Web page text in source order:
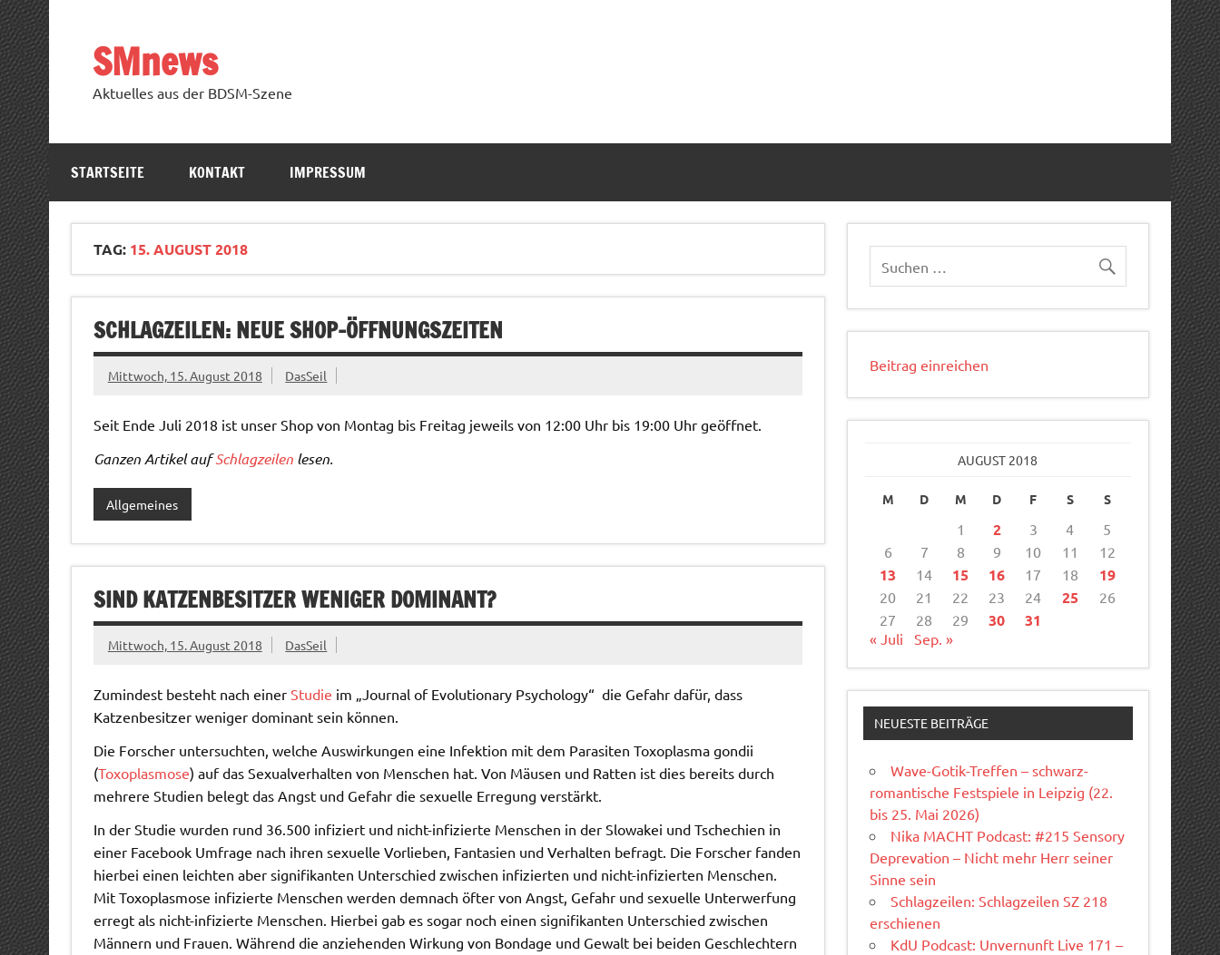
Zum
Inhalt
springen
SMnews
Aktuelles aus der BDSM-Szene
STARTSEITE KONTAKT IMPRESSUM
TAG: 15. AUGUST 2018
SCHLAGZEILEN: NEUE SHOP-ÖFFNUNGSZEITEN
Mittwoch, 15. August 2018 DasSeil
Seit Ende Juli 2018 ist unser Shop von Montag bis Freitag jeweils von 12:00 Uhr bis 19:00 Uhr geöffnet.
Ganzen Artikel aufSchlagzeilenlesen.
Allgemeines
SIND KATZENBESITZER WENIGER DOMINANT?
Mittwoch, 15. August 2018 DasSeil
Zumindest besteht nach einer Studie im „Journal of Evolutionary Psychology“ die Gefahr dafür, dass
Katzenbesitzer weniger dominant sein können.
Die Forscher untersuchten, welche Auswirkungen eine Infektion mit dem Parasiten Toxoplasma gondii
(Toxoplasmose) auf das Sexualverhalten von Menschen hat. Von Mäusen und Ratten ist dies bereits durch
mehrere Studien belegt das Angst und Gefahr die sexuelle Erregung verstärkt.
In der Studie wurden rund 36.500 infiziert und nicht-infizierte Menschen in der Slowakei und Tschechien in
einer Facebook Umfrage nach ihren sexuelle Vorlieben, Fantasien und Verhalten befragt. Die Forscher fanden
hierbei einen leichten aber signifikanten Unterschied zwischen infizierten und nicht-infizierten Menschen.
Mit Toxoplasmose infizierte Menschen werden demnach öfter von Angst, Gefahr und sexuelle Unterwerfung
erregt als nicht-infizierte Menschen. Hierbei gab es sogar noch einen signifikanten Unterschied zwischen
Männern und Frauen. Während die anziehenden Wirkung von Bondage und Gewalt bei beiden Geschlechtern
Beitrag einreichen
AUGUST 2018
M D M D F S S
1 2 3 4
5
6
7 8 9 10 11 12
13 14 15 16 17 18 19
20 21 22 23 24 25
26
27
28 29 30 31
« Juli Sep. »
NEUESTE BEITRÄGE
Wave-Gotik-Treffen – schwarz-
romantische Festspiele in Leipzig (22.
bis 25. Mai 2026)
Nika MACHT Podcast: #215 Sensory
Deprevation – Nicht mehr Herr seiner
Sinne sein
Schlagzeilen: Schlagzeilen SZ 218
erschienen
KdU Podcast: Unvernunft Live 171 –